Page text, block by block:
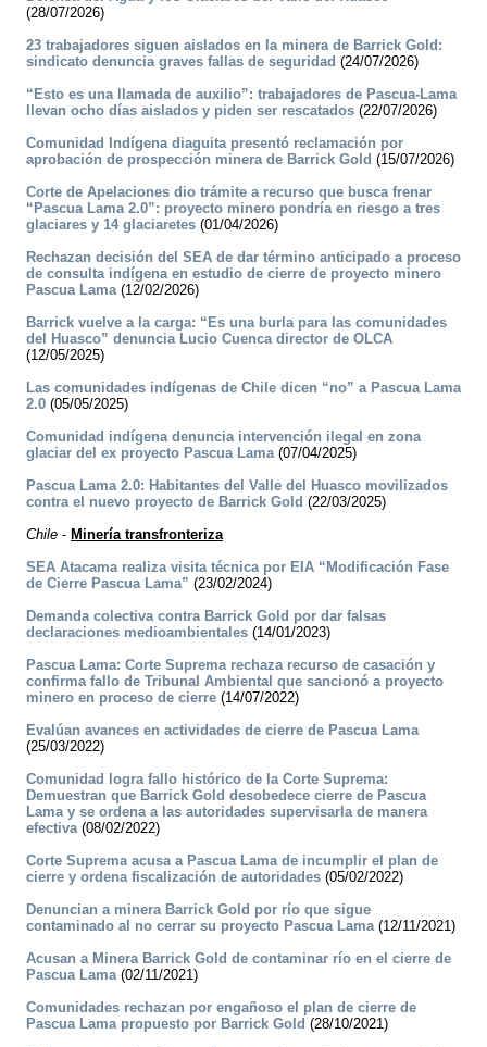
(28/07/2026)
23 trabajadores siguen aislados en la minera de Barrick Gold:
sindicato denuncia graves fallas de seguridad (24/07/2026)
“Esto es una llamada de auxilio”: trabajadores de Pascua-Lama
llevan ocho días aislados y piden ser rescatados (22/07/2026)
Comunidad Indígena diaguita presentó reclamación por
aprobación de prospección minera de Barrick Gold (15/07/2026)
Corte de Apelaciones dio trámite a recurso que busca frenar
“Pascua Lama 2.0”: proyecto minero pondría en riesgo a tres
glaciares y 14 glaciaretes (01/04/2026)
Rechazan decisión del SEA de dar término anticipado a proceso
de consulta indígena en estudio de cierre de proyecto minero
Pascua Lama(12/02/2026)
Barrick vuelve a la carga: “Es una burla para las comunidades
del Huasco” denuncia Lucio Cuenca director de OLCA
(12/05/2025)
Las comunidades indígenas de Chile dicen “no” a Pascua Lama
2.0 (05/05/2025)
Comunidad indígena denuncia intervención ilegal en zona
glaciar del ex proyecto Pascua Lama(07/04/2025)
Pascua Lama 2.0: Habitantes del Valle del Huasco movilizados
contra el nuevo proyecto de Barrick Gold (22/03/2025)
Chile - Minería transfronteriza
SEA Atacama realiza visita técnica por EIA “Modificación Fase
de Cierre Pascua Lama” (23/02/2024)
Demanda colectiva contra Barrick Gold por dar falsas
declaraciones medioambientales (14/01/2023)
Pascua Lama: Corte Suprema rechaza recurso de casación y
confirma fallo de Tribunal Ambiental que sancionó a proyecto
minero en proceso de cierre (14/07/2022)
Evalúan avances en actividades de cierre de Pascua Lama
(25/03/2022)
Comunidad logra fallo histórico de la Corte Suprema:
Demuestran que Barrick Gold desobedece cierre de Pascua
Lama y se ordena a las autoridades supervisarla de manera
efectiva(08/02/2022)
Corte Suprema acusa a Pascua Lama de incumplir el plan de
cierre y ordena fiscalización de autoridades (05/02/2022)
Denuncian a minera Barrick Gold por río que sigue
contaminado al no cerrar su proyecto Pascua Lama(12/11/2021)
Acusan a Minera Barrick Gold de contaminar río en el cierre de
Pascua Lama(02/11/2021)
Comunidades rechazan por engañoso el plan de cierre de
Pascua Lama propuesto por Barrick Gold (28/10/2021)